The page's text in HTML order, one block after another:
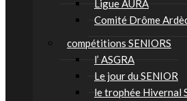
Ligue AURA
Comité Drôme
compétitions SENIORS
l’ ASGRA
Le jour du SENIOR
le trophée Hivernal